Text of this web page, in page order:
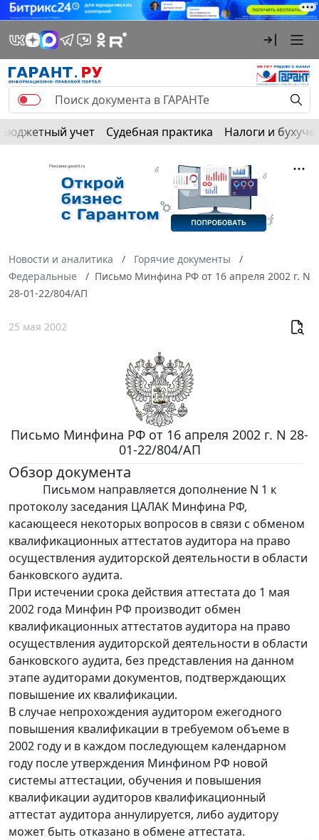
Бюджетный учет Судебная практика Налоги и
Новости и аналитика
Горячие документы
Федеральные
Письмо Минфина РФ от 16 апреля 2002 г. N
28-01-22/804/АП
25 мая 2002
Письмо Минфина РФ от 16 апреля 2002 г. N 28-
01-22/804/АП
Обзор документа
Письмом направляется дополнение N 1 к
протоколу заседания ЦАЛАК Минфина РФ,
касающееся некоторых вопросов в связи с обменом
квалификационных аттестатов аудитора на право
осуществления аудиторской деятельности в области
банковского аудита.
При истечении срока действия аттестата до 1 мая
2002 года Минфин РФ производит обмен
квалификационных аттестатов аудитора на право
осуществления аудиторской деятельности в области
банковского аудита, без представления на данном
этапе аудиторами документов, подтверждающих
повышение их квалификации.
В случае непрохождения аудитором ежегодного
повышения квалификации в требуемом объеме в
2002 году и в каждом последующем календарном
году после утверждения Минфином РФ новой
системы аттестации, обучения и повышения
квалификации аудиторов квалификационный
аттестат аудитора аннулируется, либо аудитору
может быть отказано в обмене аттестата.